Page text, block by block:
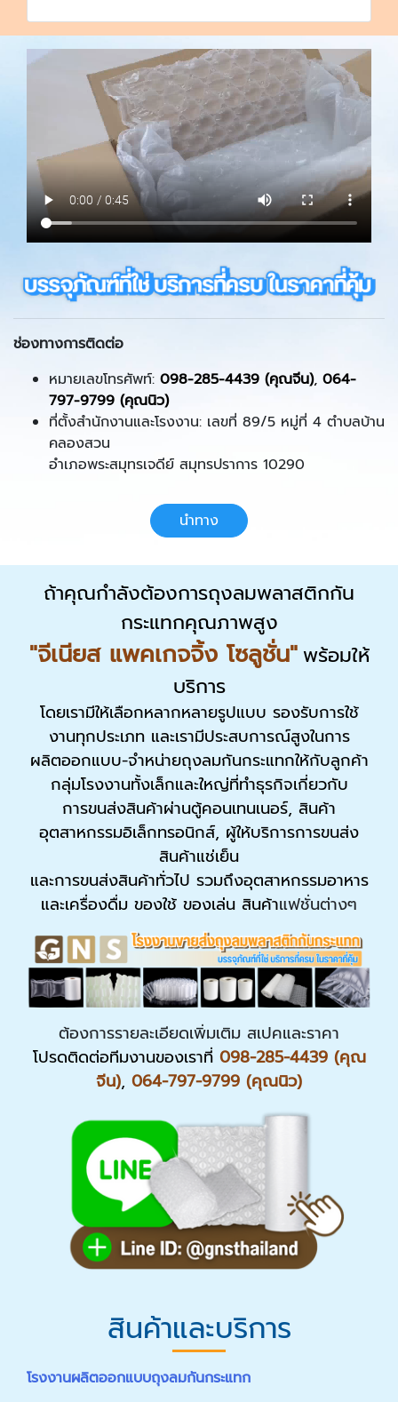
ช่องทางการติดต่อ
หมายเลขโทรศัพท์: 098-285-4439 (คุณจีน), 064-
797-9799 (คุณนิว)
ที่ตั้งสำนักงานและโรงงาน: เลขที่ 89/5 หมู่ที่ 4 ตำบลบ้าน
คลองสวน
อำเภอพระสมุทรเจดีย์ สมุทรปราการ 10290
นำทาง
ถ้าคุณกำลังต้องการถุงลมพลาสติกกัน
กระแทกคุณภาพสูง
"จีเนียส แพคเกจจิ้ง โซลูชั่น"พร้อมให้
บริการ
โดยเรามีให้เลือกหลากหลายรูปแบบ รองรับการใช้
งานทุกประเภท และเรามีประสบการณ์สูงในการ
ผลิตออกแบบ-จำหน่ายถุงลมกันกระแทกให้กับลูกค้า
กลุ่มโรงงานทั้งเล็กและใหญ่ที่ทำธุรกิจเกี่ยวกับ
การขนส่งสินค้าผ่านตู้คอนเทนเนอร์, สินค้า
อุตสาหกรรมอิเล็กทรอนิกส์, ผู้ให้บริการการขนส่ง
สินค้าแช่เย็น
และการขนส่งสินค้าทั่วไป รวมถึงอุตสาหกรรมอาหาร
และเครื่องดื่ม ของใช้ ของเล่น สินค้าแฟชั่นต่างๆ
ต้องการรายละเอียดเพิ่มเติม สเปคและราคา
โปรดติดต่อทีมงานของเราที่ 098-285-4439 (คุณ
จีน), 064-797-9799 (คุณนิว)
สินค้าและบริการ
โรงงานผลิตออกแบบถุงลมกันกระแทก